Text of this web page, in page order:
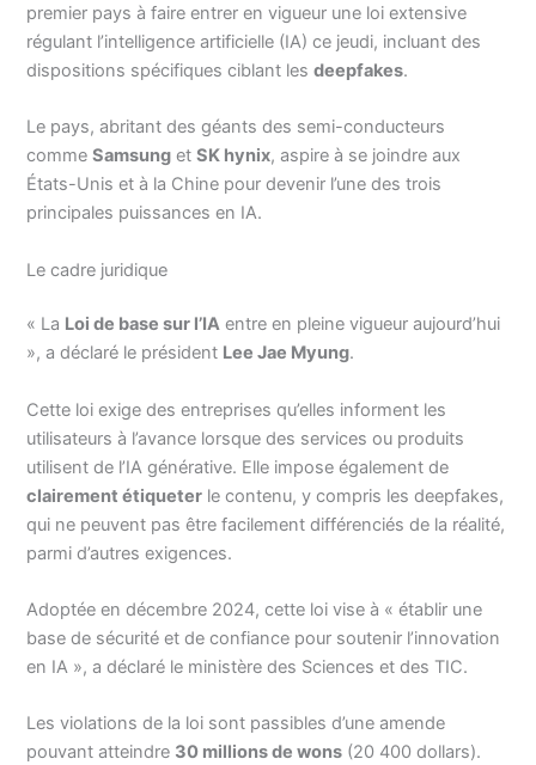
premier pays à faire entrer en vigueur une loi extensive
régulant l’intelligence artificielle (IA) ce jeudi, incluant des
dispositions spécifiques ciblant lesdeepfakes.
Le pays, abritant des géants des semi-conducteurs
commeSamsung etSK hynix, aspire à se joindre aux
États-Unis et à la Chine pour devenir l’une des trois
principales puissances en IA.
Le cadre juridique
« La Loi de base sur l’IA entre en pleine vigueur aujourd’hui
», a déclaré le président Lee Jae Myung.
Cette loi exige des entreprises qu’elles informent les
utilisateurs à l’avance lorsque des services ou produits
utilisent de l’IA générative. Elle impose également de
clairement étiqueter le contenu, y compris les deepfakes,
qui ne peuvent pas être facilement différenciés de la réalité,
parmi d’autres exigences.
Adoptée en décembre 2024, cette loi vise à « établir une
base de sécurité et de confiance pour soutenir l’innovation
en IA », a déclaré le ministère des Sciences et des TIC.
Les violations de la loi sont passibles d’une amende
pouvant atteindre 30 millions de wons (20 400 dollars).